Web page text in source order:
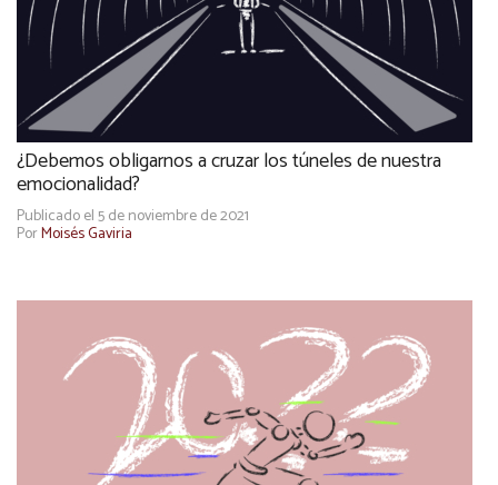
¿Debemos obligarnos a cruzar los túneles de nuestra
emocionalidad?
Publicado el 5 de noviembre de 2021
PorMoisés Gaviria